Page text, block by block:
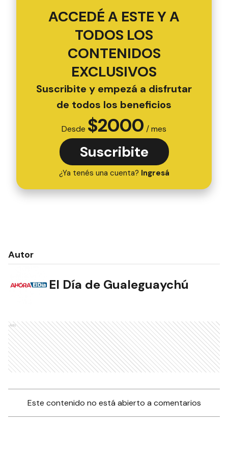
ACCEDÉ A ESTE Y A
TODOS LOS
CONTENIDOS
EXCLUSIVOS
Suscribite y empezá a disfrutar
de todos los beneficios
Desde $2000 / mes
Suscribite
¿Ya tenés una cuenta? Ingresá
Autor
El Día de Gualeguaychú
Ads
Este contenido no está abierto a comentarios